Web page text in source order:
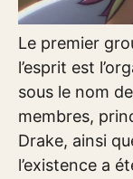
Le premier
l’esprit est
sous le nom
membres,
Drake, ainsi
l’existence a